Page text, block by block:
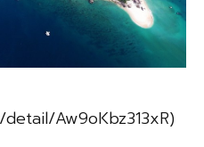
Aw9oKbz313xR)